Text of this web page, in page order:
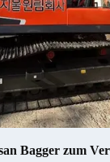
Bagger zum